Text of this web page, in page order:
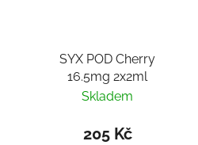
SYX POD Cherry
16.5mg 2x2ml
Skladem
205 Kč